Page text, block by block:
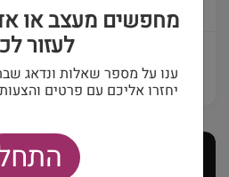
פרטים ויצירת קשר
מחפשים מעצב או
לעזור
ענו על מספר שאלות ונדאג
יחזרו אליכם עם פרטים